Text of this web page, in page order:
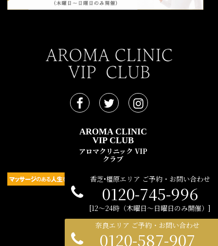
奈良エリア ご予約・お問い合わせ
0120-587-907
香芝•橿原エリア ご予約・お問い合わせ
0120-745-996
12〜24時（木曜日〜日曜日のみ開催）
AROMA CLINIC
VIP CLUB
アロマクリニック VIP
クラブ
民間広告支援機構 © 2021